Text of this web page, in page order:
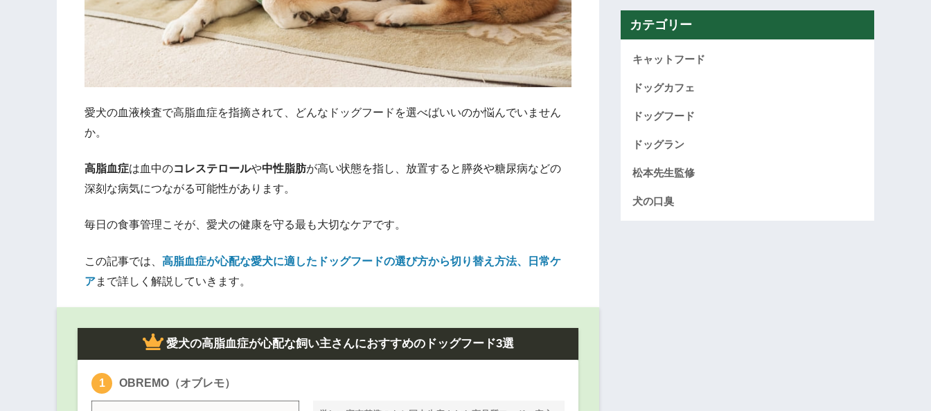
愛犬の血液検査で高脂血症を指摘されて、どんなドッグフードを選べばいいのか悩んでいません
か。
高脂血症は血中のコレステロールや中性脂肪が高い状態を指し、放置すると膵炎や糖尿病などの
深刻な病気につながる可能性があります。
毎日の食事管理こそが、愛犬の健康を守る最も大切なケアです。
この記事では、 高脂血症が心配な愛犬に適したドッグフードの選び方から切り替え方法、日常ケ
アまで詳しく解説していきます。
愛犬の高脂血症が心配な飼い主さんにおすすめのドッグフード3選
OBREMO（オブレモ）
カテゴリー
キャットフード
ドッグカフェ
ドッグフード
ドッグラン
松本先生監修
犬の口臭